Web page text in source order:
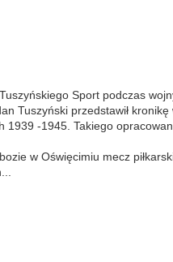
Sport podczas
Tuszyński przedstawił kronikę
1939 -1945. Takiego
w Oświęcimiu mecz